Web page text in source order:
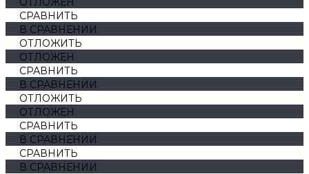
СРАВНИТЬ
В СРАВНЕНИИ
ОТЛОЖИТЬ
ОТЛОЖЕН
СРАВНИТЬ
В СРАВНЕНИИ
ОТЛОЖИТЬ
ОТЛОЖЕН
СРАВНИТЬ
В СРАВНЕНИИ
СРАВНИТЬ
В СРАВНЕНИИ